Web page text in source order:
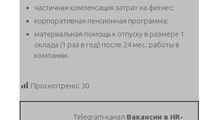
частичная компенсация затрат на фитнес;
корпоративная пенсионная программа;
материальная помощь к отпуску в размере 1
оклада (1 раз в год) после 24 мес. работы в
компании.
Просмотрено: 30
Telegram-канал Вакансии в HR-